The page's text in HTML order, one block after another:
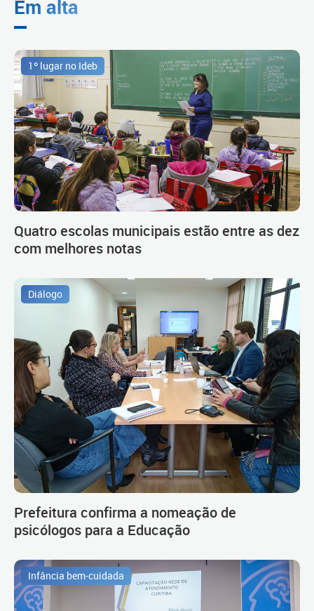
Em alta
1º lugar no Ideb
Quatro escolas municipais estão entre as dez
com melhores notas
Diálogo
Prefeitura confirma a nomeação de
psicólogos para a Educação
Infância bem-cuidada